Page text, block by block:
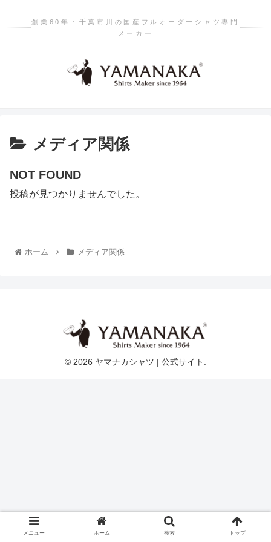
創業60年・千葉市川の国産フルオーダーシャツ専門
メーカー
メディア関係
NOT FOUND
投稿が見つかりませんでした。
ホーム メディア関係
© 2026 ヤマナカシャツ | 公式サイト.
メニュー ホーム 検索 トップ